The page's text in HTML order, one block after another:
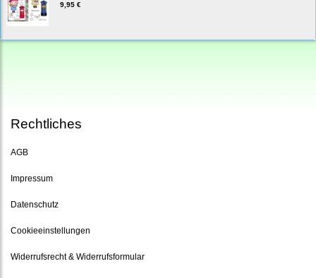
9,95 €
Rechtliches
AGB
Impressum
Datenschutz
Cookieeinstellungen
Widerrufsrecht & Widerrufsformular